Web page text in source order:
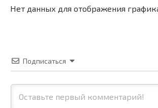
Нет данных для отображения
Подписаться